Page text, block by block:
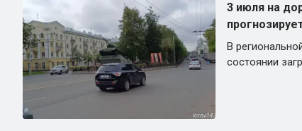
3 июля на
В
состоянии